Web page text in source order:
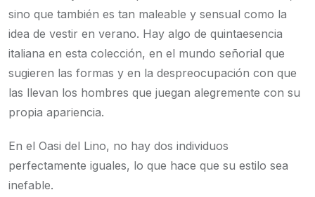
sino que también es tan maleable y sensual como la
idea de vestir en verano. Hay algo de quintaesencia
italiana en esta colección, en el mundo señorial que
sugieren las formas y en la despreocupación con que
las llevan los hombres que juegan alegremente con su
propia apariencia.
En el Oasi del Lino, no hay dos individuos
perfectamente iguales, lo que hace que su estilo sea
inefable.